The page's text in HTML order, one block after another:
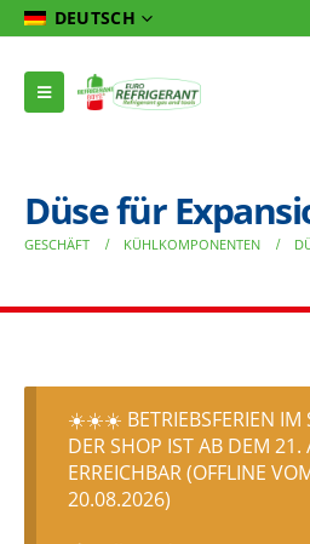
DEUTSCH
Düse für
GESCHÄFT KÜHLKOMPONENTEN
☀️☀️☀️ BETRIEBSFERIEN
DER SHOP IST AB DEM 21.
ERREICHBAR (OFFLINE
20.08.2026)